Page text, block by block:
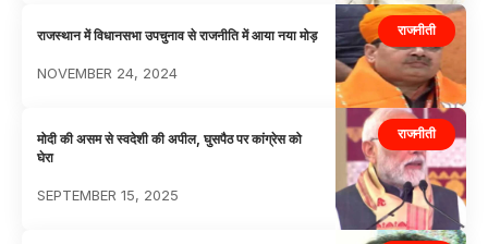
राजनीती
राजस्थान में विधानसभा उपचुनाव से राजनीति में आया नया मोड़
NOVEMBER 24, 2024
राजनीती
मोदी की असम से स्वदेशी की अपील, घुसपैठ पर कांग्रेस को
घेरा
SEPTEMBER 15, 2025